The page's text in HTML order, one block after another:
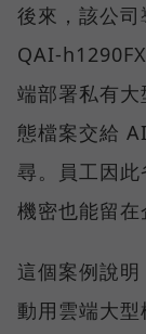
後來，該公
QAI-
端部署私有
態檔案交給
尋。員工因
機密也能留在
這個案例說
動用雲端大